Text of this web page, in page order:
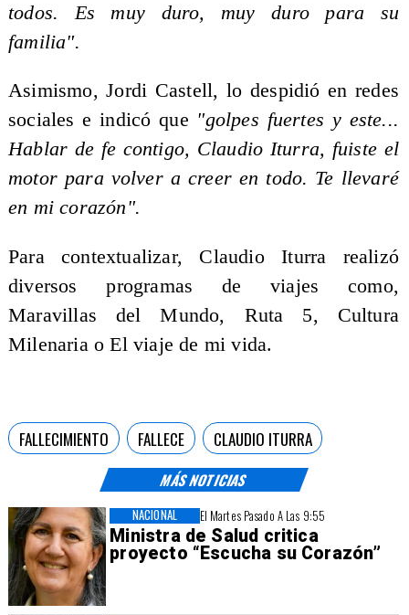
MÁS NOTICIAS
El Martes Pasado A Las 9:55
Ministra de Salud critica
proyecto “Escucha su Corazón”
NACIONAL
todos. Es muy duro, muy duro para su
familia".
Asimismo, Jordi Castell, lo despidió en redes
sociales e indicó que "golpes fuertes y este...
Hablar de fe contigo, Claudio Iturra, fuiste el
motor para volver a creer en todo. Te llevaré
en mi corazón".
Para contextualizar, Claudio Iturra realizó
diversos programas de viajes como,
Maravillas del Mundo, Ruta 5, Cultura
Milenaria o El viaje de mi vida.
FALLECIMIENTO FALLECE CLAUDIO ITURRA